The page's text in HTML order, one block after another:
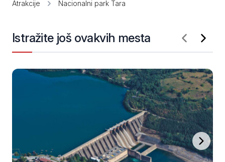
Atrakcije
Nacionalni park Tara
Istražite još ovakvih mesta